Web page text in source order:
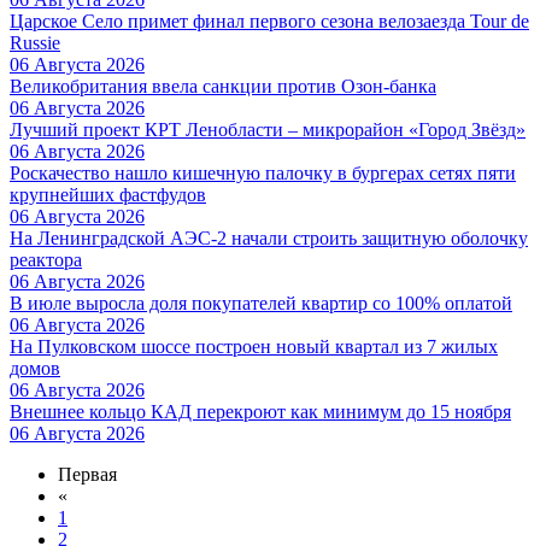
Царское Село примет финал первого сезона велозаезда Tour de
Russie
06 Августа 2026
Великобритания ввела санкции против Озон-банка
06 Августа 2026
Лучший проект КРТ Ленобласти – микрорайон «Город Звёзд»
06 Августа 2026
Роскачество нашло кишечную палочку в бургерах сетях пяти
крупнейших фастфудов
06 Августа 2026
На Ленинградской АЭС-2 начали строить защитную оболочку
реактора
06 Августа 2026
В июле выросла доля покупателей квартир со 100% оплатой
06 Августа 2026
На Пулковском шоссе построен новый квартал из 7 жилых
домов
06 Августа 2026
Внешнее кольцо КАД перекроют как минимум до 15 ноября
06 Августа 2026
Первая
«
1
2